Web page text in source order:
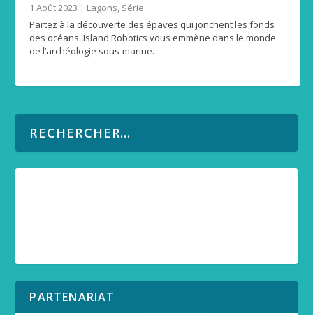
1 Août 2023 | Lagons, Série
Partez à la découverte des épaves qui jonchent les fonds
des océans. Island Robotics vous emmène dans le monde
de l’archéologie sous-marine.
PARTENARIAT